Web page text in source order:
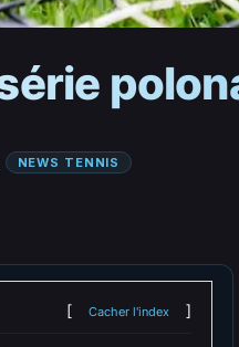
NEWS TENNIS
Cacher l'index